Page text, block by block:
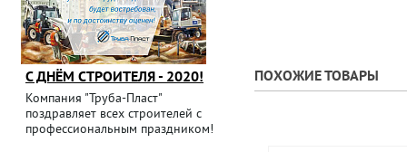
ПОХОЖИЕ ТОВАРЫ
С ДНЁМ СТРОИТЕЛЯ - 2020!
Компания "Труба-Пласт"
поздравляет всех строителей с
профессиональным праздником!